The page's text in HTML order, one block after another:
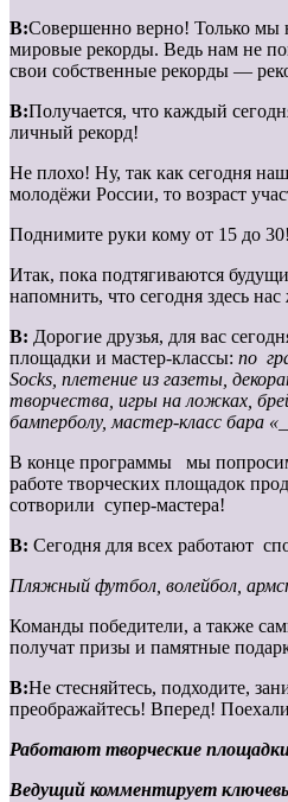
В:Совершенно верно! Только мы
мировые рекорды. Ведь нам не
свои собственные рекорды —
В:Получается, что каждый
личный рекорд!
Не плохо! Ну, так как сегодня
молодёжи России, то возраст
Поднимите руки кому от 15 до
Итак, пока подтягиваются
напомнить, что сегодня здесь
В: Дорогие друзья, для вас
площадки и мастер-классы: по
Socks , плетение из газеты,
творчества, игры на ложках,
бамперболу, мастер-класс бара
В конце программы мы попросим
работе творческих площадок
сотворили супер-мастера!
В: Сегодня для всех работают
Пляжный футбол, волейбол,
Команды победители, а также
получат призы и памятные
В:Не стесняйтесь, подходите,
преображайтесь! Вперед!
Работают творческие
Ведущий комментирует